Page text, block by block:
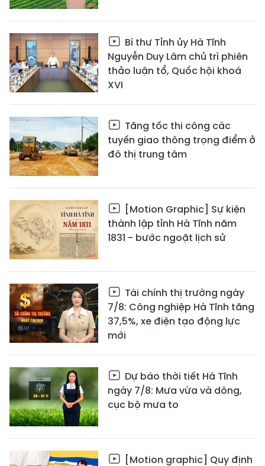
Bí thư Tỉnh ủy Hà Tĩnh
Nguyễn Duy Lâm chủ trì phiên
thảo luận tổ, Quốc hội khoá
XVI
Tăng tốc thi công các
tuyến giao thông trọng điểm ở
đô thị trung tâm
[Motion Graphic] Sự kiện
thành lập tỉnh Hà Tĩnh năm
1831 - bước ngoặt lịch sử
Tài chính thị trường ngày
7/8: Công nghiệp Hà Tĩnh tăng
37,5%, xe điện tạo động lực
mới
Dự báo thời tiết Hà Tĩnh
ngày 7/8: Mưa vừa và dông,
cục bộ mưa to
[Motion graphic] Quy định